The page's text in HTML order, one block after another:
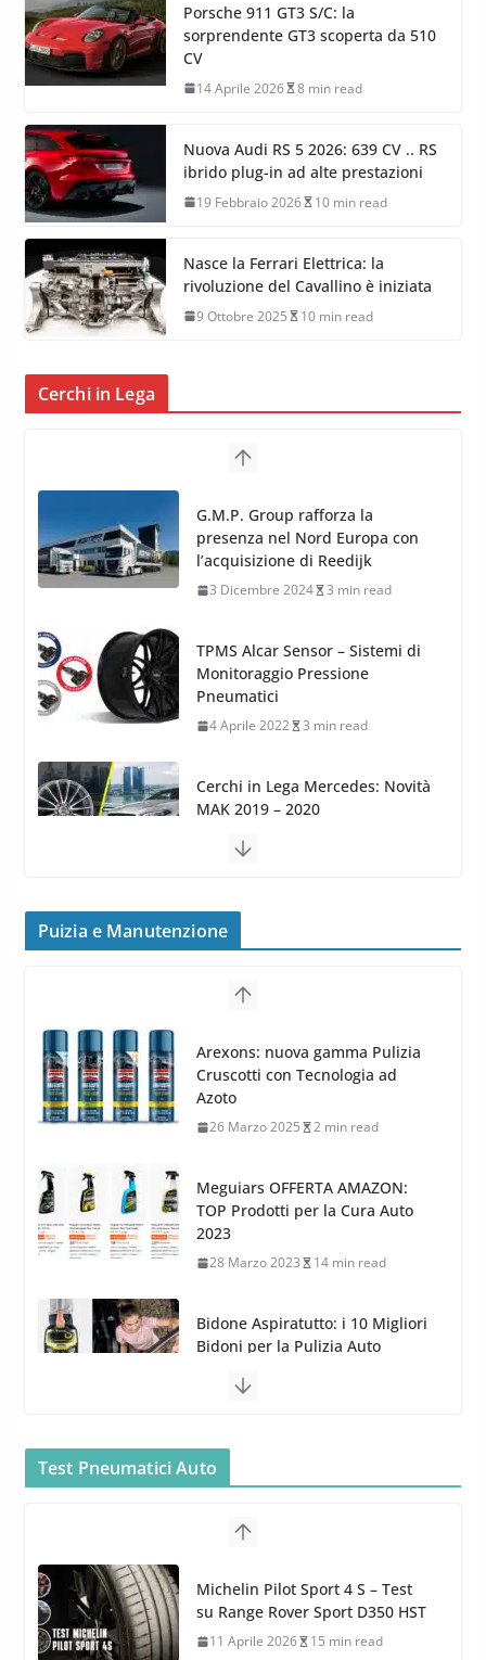
Porsche 911 GT3 S/C: la
sorprendente GT3 scoperta da 510
CV
14 Aprile 2026 8 min read
Nuova Audi RS 5 2026: 639 CV .. RS
ibrido plug-in ad alte prestazioni
19 Febbraio 2026 10 min read
Nasce la Ferrari Elettrica: la
rivoluzione del Cavallino è iniziata
9 Ottobre 2025 10 min read
Cerchi in Lega
G.M.P. Group rafforza la
l’acquisizione di Reedijk
TPMS Alcar Sensor – Sistemi di
Monitoraggio Pressione
Pneumatici
Cerchi in Lega Mercedes: Novità
16 Settembre 2019
Cerchi in Lega Volvo: Nuovi
24 Luglio 2019
Cerchi in lega grandi: quando
peggiorano davvero comfort,
8 Aprile 2026
Puizia e Manutenzione
Arexons: nuova gamma Pulizia
Azoto
Meguiars OFFERTA AMAZON:
2023
Bidone Aspiratutto: i 10 Migliori
MTM PF22.2: La Migliore Foam
Gun per la tua Idropulitrice?
5 Maggio 2022
Bullock entra nel mondo della
cura dell’Auto: la nuova linea
26 Marzo 2025
Test Pneumatici Auto
Michelin Pilot Sport 4 S – Test
11 Aprile 2026
Hankook Test Pneumatici Estivi
2026: Ventus evo vince con Auto
Bild, Ventus Prime 4 convince